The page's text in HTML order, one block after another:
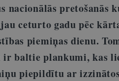
nacionālās pretošanās
ceturto gadu pēc
piemiņas dienu.
baltie plankumi, kas
piepildītu ar